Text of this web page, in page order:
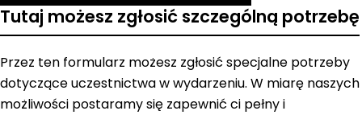
Tutaj możesz zgłosić szczególną potrzebę
Przez ten formularz możesz zgłosić specjalne potrzeby
dotyczące uczestnictwa w wydarzeniu. W miarę naszych
możliwości postaramy się zapewnić ci pełny i